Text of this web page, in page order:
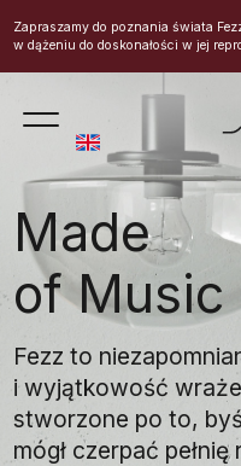
Zapraszamy do poznania świata
w dążeniu do doskonałości w jej
Made
of Music
Fezz to
i wyjątkowość
stworzone po to,
mógł czerpać